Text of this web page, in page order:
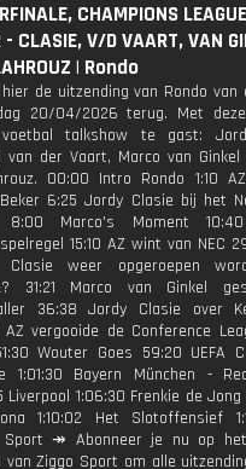
CHAMPIONS
- CLASIE, V/D VAART, VAN
| Rondo
de uitzending van Rondo van
20/04/2026 terug. Met
talkshow te gast:
van der Vaart, Marco van Ginkel
00:00 Intro Rondo 1:10
Beker 6:25 Jordy Clasie bij het
Marco's Moment
15:10 AZ wint van NEC
Clasie weer opgeroepen
31:21 Marco van Ginkel
36:38 Jordy Clasie over
vergooide de Conference
Wouter Goes 59:20 UEFA
1:01:30 Bayern München -
Liverpool 1:06:30 Frenkie de
1:10:02 Het Slotoffensief
Sport ↠ Abonneer je nu op het
van Ziggo Sport om alle